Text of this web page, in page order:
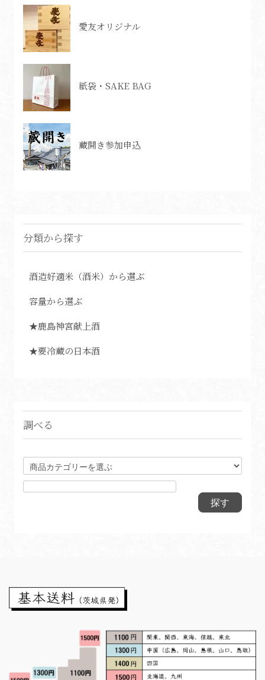
愛友オリジナル
紙袋・SAKE BAG
蔵開き参加申込
分類から探す
酒造好適米（酒米）から選ぶ
容量から選ぶ
★鹿島神宮献上酒
★要冷蔵の日本酒
調べる